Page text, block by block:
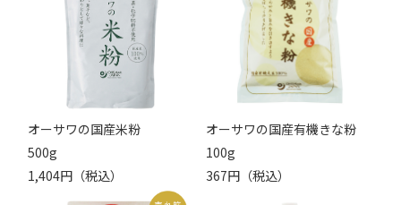
オーサワの国産米粉
500g
1,404円（税込）
オーサワの国産有機きな粉
100g
367円（税込）